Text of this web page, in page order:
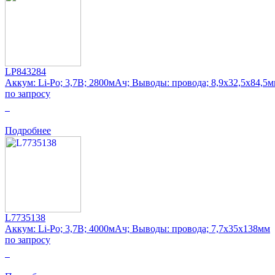
LP843284
Аккум: Li-Po; 3,7В; 2800мАч; Выводы: провода;
по запросу
Подробнее
L7735138
Аккум: Li-Po; 3,7В; 4000мАч; Выводы: провода; 7,7x35x138мм
по запросу